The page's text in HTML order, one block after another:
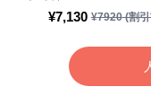
¥7,130 ¥7920(割引